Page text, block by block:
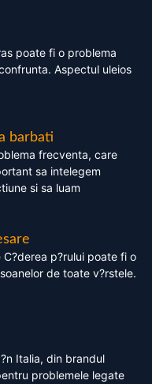
poate fi o problema
Aspectul uleios
barbati
frecventa, care
sa intelegem
si sa luam
p?rului poate fi o
de toate v?rstele.
Italia, din brandul
problemele legate